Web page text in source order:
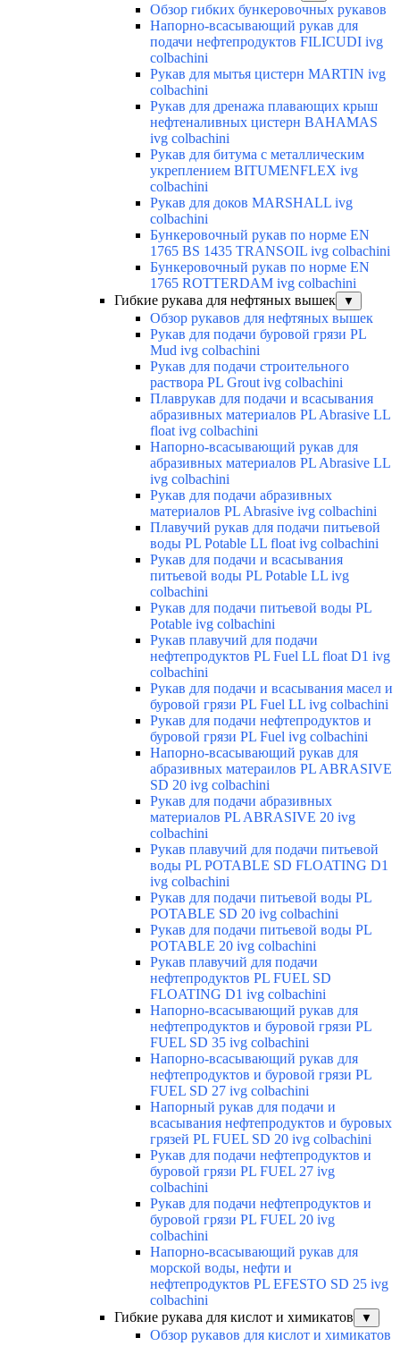
Обзор гибких бункеровочных рукавов
Напорно-всасывающий рукав для
подачи нефтепродуктов FILICUDI ivg
colbachini
Рукав для мытья цистерн MARTIN ivg
colbachini
Рукав для дренажа плавающих крыш
нефтеналивных цистерн BAHAMAS
ivg colbachini
Рукав для битума с металлическим
укреплением BITUMENFLEX ivg
colbachini
Рукав для доков MARSHALL ivg
colbachini
Бункеровочный рукав по норме EN
1765 BS 1435 TRANSOIL ivg colbachini
Бункеровочный рукав по норме EN
1765 ROTTERDAM ivg colbachini
Гибкие рукава для нефтяных вышек
▼
Обзор рукавов для нефтяных вышек
Рукав для подачи буровой грязи PL
Mud ivg colbachini
Рукав для подачи строительного
раствора PL Grout ivg colbachini
Плаврукав для подачи и всасывания
абразивных материалов PL Abrasive LL
float ivg colbachini
Напорно-всасывающий рукав для
абразивных материалов PL Abrasive LL
ivg colbachini
Рукав для подачи абразивных
материалов PL Abrasive ivg colbachini
Плавучий рукав для подачи питьевой
воды PL Potable LL float ivg colbachini
Рукав для подачи и всасывания
питьевой воды PL Potable LL ivg
colbachini
Рукав для подачи питьевой воды PL
Potable ivg colbachini
Рукав плавучий для подачи
нефтепродуктов PL Fuel LL float D1 ivg
colbachini
Рукав для подачи и всасывания масел и
буровой грязи PL Fuel LL ivg colbachini
Рукав для подачи нефтепродуктов и
буровой грязи PL Fuel ivg colbachini
Напорно-всасывающий рукав для
абразивных матераилов PL ABRASIVE
SD 20 ivg colbachini
Рукав для подачи абразивных
материалов PL ABRASIVE 20 ivg
colbachini
Рукав плавучий для подачи питьевой
воды PL POTABLE SD FLOATING D1
ivg colbachini
Рукав для подачи питьевой воды PL
POTABLE SD 20 ivg colbachini
Рукав для подачи питьевой воды PL
POTABLE 20 ivg colbachini
Рукав плавучий для подачи
нефтепродуктов PL FUEL SD
FLOATING D1 ivg colbachini
Напорно-всасывающий рукав для
нефтепродуктов и буровой грязи PL
FUEL SD 35 ivg colbachini
Напорно-всасывающий рукав для
нефтепродуктов и буровой грязи PL
FUEL SD 27 ivg colbachini
Напорный рукав для подачи и
всасывания нефтепродуктов и буровых
грязей PL FUEL SD 20 ivg colbachini
Рукав для подачи нефтепродуктов и
буровой грязи PL FUEL 27 ivg
colbachini
Рукав для подачи нефтепродуктов и
буровой грязи PL FUEL 20 ivg
colbachini
Напорно-всасывающий рукав для
морской воды, нефти и
нефтепродуктов PL EFESTO SD 25 ivg
colbachini
Гибкие рукава для кислот и химикатов
▼
Обзор рукавов для кислот и химикатов